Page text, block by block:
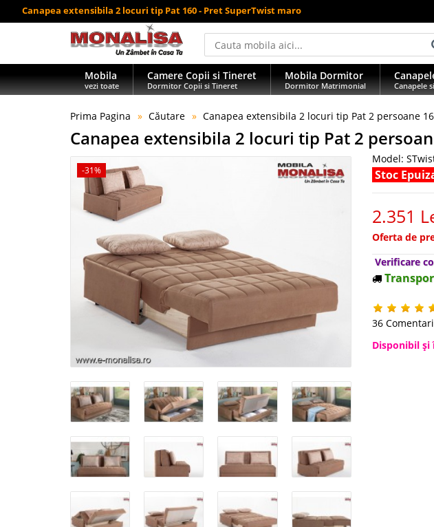
Canapea extensibila 2 locuri tip Pat 160 - Pret SuperTwist maro
Mobila
vezi toate
Camere Copii si Tineret
Dormitor Copii si Tineret
Mobila Dormitor
Dormitor Matrimonial Canapele
Prima Pagina Căutare Canapea extensibila 2 locuri tip Pat 2 persoane
Canapea extensibila 2 locuri tip Pat 2
-31%
Model:
Stoc
2.351
Oferta de
Verificare
36
Disponibil şi